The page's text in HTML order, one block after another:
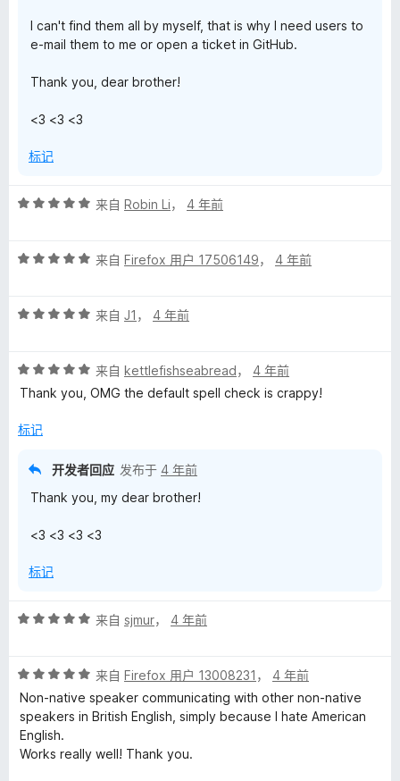
I can't find them all by myself, that is why I need users to
e-mail them to me or open a ticket in GitHub.
Thank you, dear brother!
<3 <3 <3
标记
评
/
来自 Robin Li， 4 年前
评
/
来自 Firefox 用户 17506149， 4 年前
评
/
5
来自 J1 ， 4 年前
评
分
/
来自 kettlefishseabread， 4 年前
Thank you, OMG the default spell check is crappy!
标记
开发者回应 发布于 4 年前
Thank you, my dear brother!
<3 <3 <3 <3
标记
评
/
5
来自 sjmur， 4 年前
评
分
5
/
5
来自 Firefox 用户 13008231 ， 4 年前
Non-native speaker communicating with other non-native
speakers in British English, simply because I hate American
English.
Works really well! Thank you.